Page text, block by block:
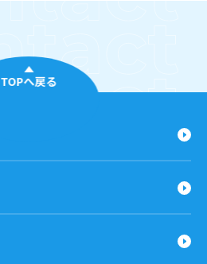
TOPへ戻る